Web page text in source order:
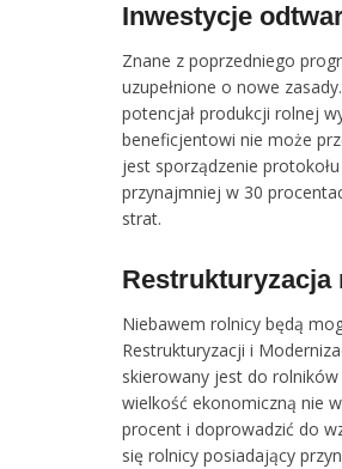
Inwestycje
Znane z poprzedniego
uzupełnione o nowe
potencjał produkcji rolnej
beneficjentowi nie może
jest sporządzenie
przynajmniej w 30
strat.
Restrukturyzacja
Niebawem rolnicy będą
Restrukturyzacji i
skierowany jest do rolników
wielkość ekonomiczną nie
procent i doprowadzić do
się rolnicy posiadający